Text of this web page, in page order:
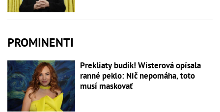
PROMINENTI
Prekliaty budík! Wisterová opísala
ranné peklo: Nič nepomáha, toto
musí maskovať